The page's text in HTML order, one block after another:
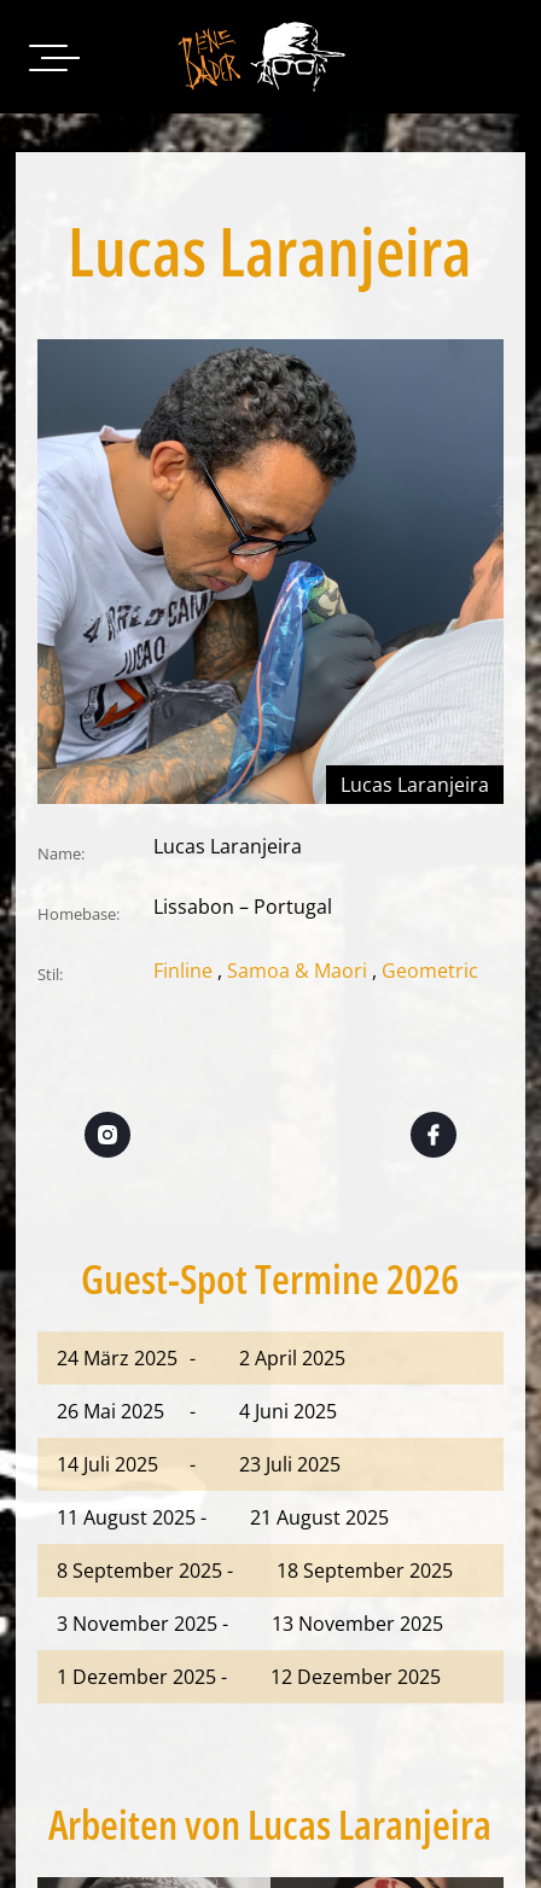
content
Lucas Laranjeira
Name: Lucas Laranjeira
Homebase: Lissabon – Portugal
Stil: Finline Samoa & Maori Geometric
Lucas Laranjeira
Guest-Spot Termine 2026
24 März 2025 -
2 April 2025
26 Mai 2025
-
4 Juni 2025
14 Juli 2025
-
23 Juli 2025
11 August 2025-
21 August 2025
8 September 2025-
18 September 2025
3 November 2025-
13 November 2025
1 Dezember 2025- 12 Dezember 2025
Arbeiten von Lucas Laranjeira